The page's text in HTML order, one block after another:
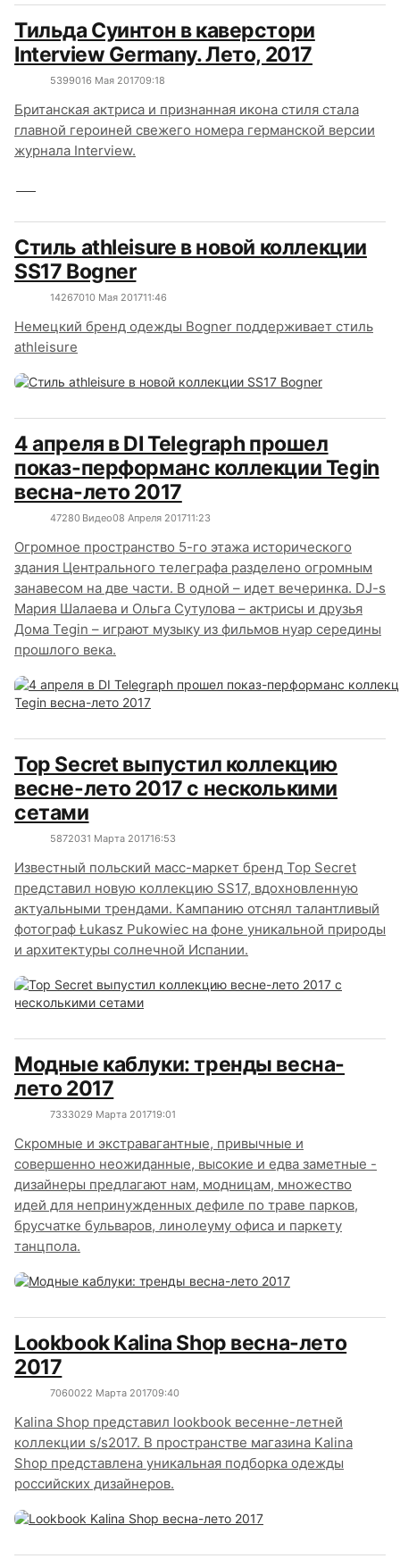
Тильда Суинтон в каверстори
Interview Germany. Лето, 2017
5399016 Мая 201709:18
Британская актриса и признанная икона стиля стала
главной героиней свежего номера германской версии
журнала Interview.
Стиль athleisure в новой коллекции
SS17 Bogner
14267010 Мая 201711:46
Немецкий бренд одежды Bogner поддерживает стиль
athleisure
4 апреля в DI Telegraph прошел
показ-перформанс коллекции Tegin
весна-лето 2017
47280 Видео08 Апреля 201711:23
Огромное пространство 5-го этажа исторического
здания Центрального телеграфа разделено огромным
занавесом на две части. В одной – идет вечеринка. DJ-s
Мария Шалаева и Ольга Сутулова – актрисы и друзья
Дома Tegin – играют музыку из фильмов нуар середины
прошлого века.
Top Secret выпустил коллекцию
весне-лето 2017 с несколькими
сетами
5872031 Марта 201716:53
Известный польский масс-маркет бренд Top Secret
представил новую коллекцию SS17, вдохновленную
актуальными трендами. Кампанию отснял талантливый
фотограф Łukasz Pukowiec на фоне уникальной природы
и архитектуры солнечной Испании.
Модные каблуки: тренды весна-
лето 2017
7333029 Марта 201719:01
Скромные и экстравагантные, привычные и
совершенно неожиданные, высокие и едва заметные -
дизайнеры предлагают нам, модницам, множество
идей для непринужденных дефиле по траве парков,
брусчатке бульваров, линолеуму офиса и паркету
танцпола.
Lookbook Kalina Shop весна-лето
2017
7060022 Марта 201709:40
Kalina Shop представил lookbook весенне-летней
коллекции s/s2017. В пространстве магазина Kalina
Shop представлена уникальная подборка одежды
российских дизайнеров.